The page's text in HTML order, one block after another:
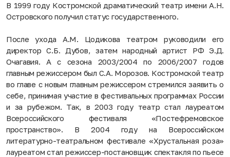
В 1999 году Костромской драматический театр имени А.Н.
Островского получил статус государственного.
После ухода А.М. Цодикова театром руководили его
директор С.Б. Дубов, затем народный артист РФ Э.Д.
Очагавия. А с сезона 2003/2004 по 2006/2007 годов
главным режиссером был С.А. Морозов. Костромской театр
во главе с новым главным режиссером стремился заявить о
себе, принимая участие в фестивальных программах России
и за рубежом. Так, в 2003 году театр стал лауреатом
Всероссийского фестиваля «Постефремовское
пространство». В 2004 году на Всероссийском
литературно-театральном фестивале «Хрустальная роза»
лауреатом стал режиссер-постановщик спектакля по пьесе